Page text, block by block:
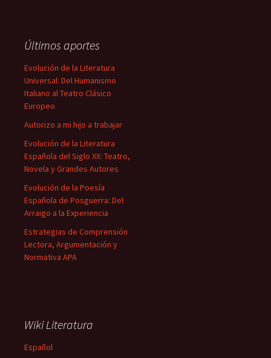
Últimos aportes
Evolución de la Literatura
Universal: Del Humanismo
Italiano al Teatro Clásico
Europeo
Autorizo a mi hijo a trabajar
Evolución de la Literatura
Española del Siglo XX: Teatro,
Novela y Grandes Autores
Evolución de la Poesía
Española de Posguerra: Del
Arraigo a la Experiencia
Estrategias de Comprensión
Lectora, Argumentación y
Normativa APA
Wiki Literatura
Español